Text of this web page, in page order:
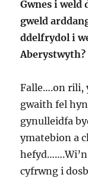
Gwnes i weld
gweld
ddelfrydol i
Aberystwyth?
Falle….on rili,
gwaith fel
gynulleidfa
ymatebion a
cyfrwng i